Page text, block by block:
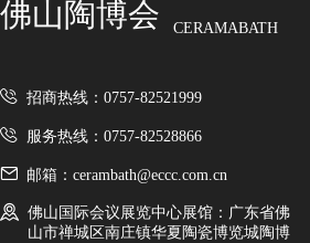
佛山陶博会 CERAMABATH
招商热线：0757-82521999
服务热线：0757-82528866
邮箱：cerambath@eccc.com.cn
佛山国际会议展览中心展馆：广东省佛
山市禅城区南庄镇华夏陶瓷博览城陶博